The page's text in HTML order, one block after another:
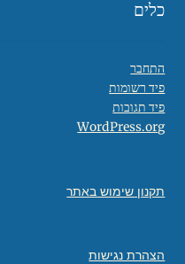
כלים
התחבר
פיד רשומות
פיד תגובות
WordPress.org
תקנון שימוש באתר
הצהרת נגישות